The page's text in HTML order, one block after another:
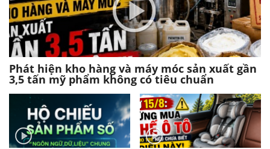
Phát hiện kho hàng và máy móc sản xuất gần
3,5 tấn mỹ phẩm không có tiêu chuẩn